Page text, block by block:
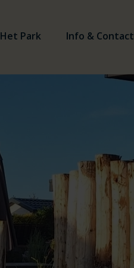
Het Park Info & Contact